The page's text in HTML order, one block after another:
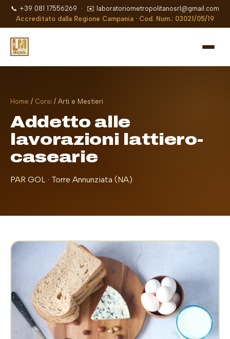
📞 +39 081 17556269 · ✉️ laboratoriometropolitanosrl@gmail.com
Accreditato dalla Regione Campania · Cod. Num.: 03021/05/19
Home / Corsi / Arti e Mestieri
Addetto alle
lavorazioni lattiero-
casearie
PAR GOL · Torre Annunziata (NA)